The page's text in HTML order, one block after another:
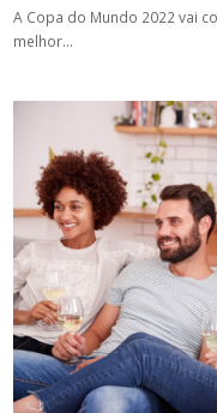
A Copa do Mundo 2022 vai
melhor…